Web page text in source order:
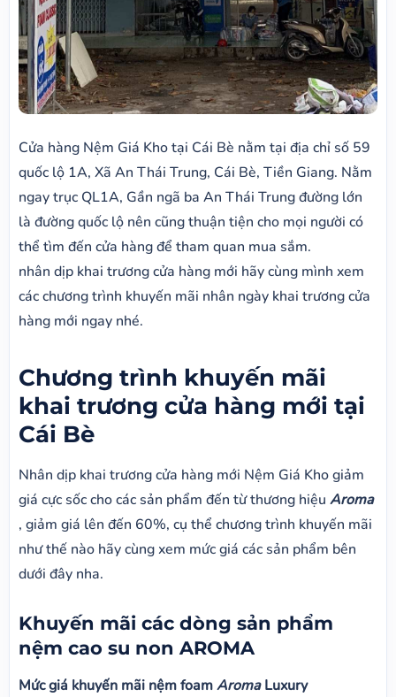
Cửa hàng Nệm Giá Kho tại Cái Bè nằm tại địa chỉ số 59
quốc lộ 1A, Xã An Thái Trung, Cái Bè, Tiền Giang. Nằm
ngay trục QL1A, Gần ngã ba An Thái Trung đường lớn
là đường quốc lộ nên cũng thuận tiện cho mọi người có
thể tìm đến cửa hàng để tham quan mua sắm.
nhân dịp khai trương cửa hàng mới hãy cùng mình xem
các chương trình khuyến mãi nhân ngày khai trương cửa
hàng mới ngay nhé.
Chương trình khuyến mãi
khai trương cửa hàng mới tại
Cái Bè
Nhân dịp khai trương cửa hàng mới Nệm Giá Kho giảm
giá cực sốc cho các sản phẩm đến từ thương hiệu Aroma
, giảm giá lên đến 60%, cụ thể chương trình khuyến mãi
như thế nào hãy cùng xem mức giá các sản phẩm bên
dưới đây nha.
Khuyến mãi các dòng sản phẩm
nệm cao su non AROMA
Mức giá khuyến mãi nệm foamAromaLuxury